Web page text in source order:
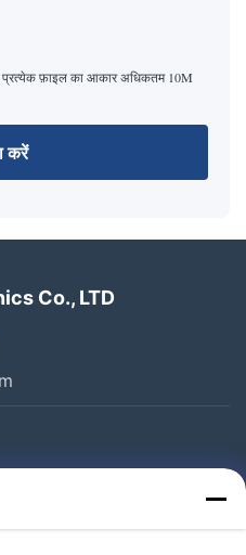
फ़ाइल का आकार अधिकतम 10M
करें
Co., LTD